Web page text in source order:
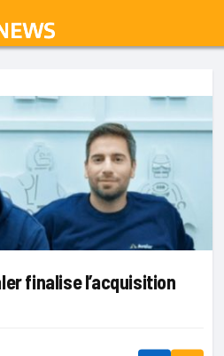
finalise l’acquisition